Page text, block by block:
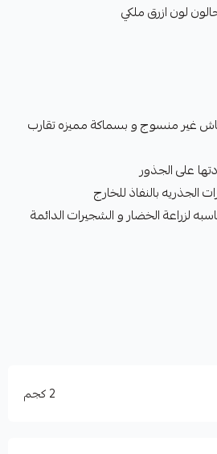
غير منسوج و بسماكة مميزه تقارب
على الجذور
الجذريه بالنفاذ للخارج
لزراعة الخضار و الشجيرات الدائمة
2 كجم